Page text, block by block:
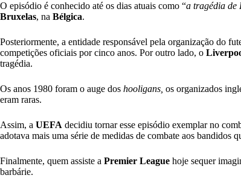
O episódio é conhecido até os dias atuais como “a tragédia de
Bruxelas, na Bélgica.
Posteriormente, a entidade responsável pela organização do
competições oficiais por cinco anos. Por outro lado, o
tragédia.
Os anos 1980 foram o auge dos hooligans, os organizados
eram raras.
Assim, a UEFA decidiu tornar esse episódio exemplar no
adotava mais uma série de medidas de combate aos bandidos
Finalmente, quem assiste a Premier League hoje sequer
barbárie.